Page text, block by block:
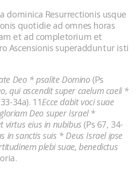
dominica Resurrectionis usque
quotidie ad omnes horas
et ad completorium et
Ascensionis superadduntur isti
Deo * psalite Domino(Ps
qui ascendit super caelum caeli *
34a). 11Ecce dabit voci suae
Deo super Israel *
virtus eius in nubibus(Ps 67, 34-
in sanctis suis * Deus Israel ipse
plebi suae, benedictus